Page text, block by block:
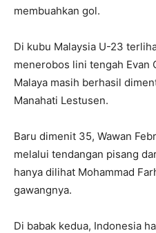
membuahkan gol.
Di kubu Malaysia U-23
menerobos lini tengah Evan
Malaya masih berhasil
Manahati Lestusen.
Baru dimenit 35, Wawan
melalui tendangan pisang
hanya dilihat Mohammad
gawangnya.
Di babak kedua, Indonesia